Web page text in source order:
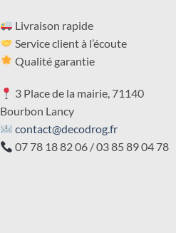
Livraison rapide
Service client à l’écoute
Qualité garantie
3 Place de la mairie, 71140
Bourbon Lancy
contact@decodrog.fr
07 78 18 82 06 / 03 85 89 04 78